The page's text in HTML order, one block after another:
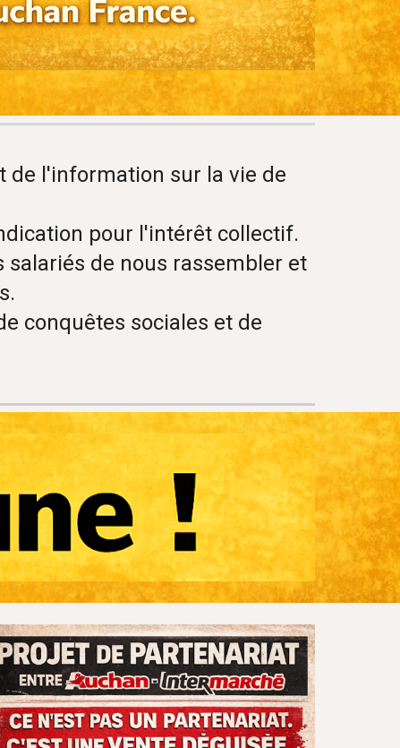
de l'information sur la vie de
pour l'intérêt collectif.
salariés de nous rassembler et
conquêtes sociales et de